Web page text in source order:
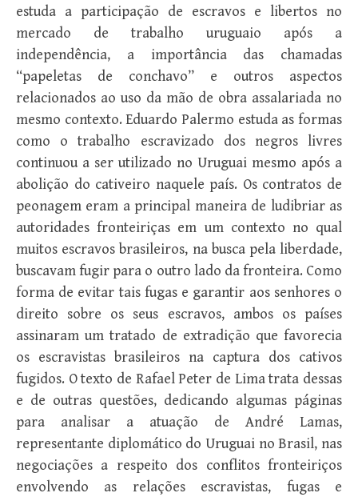
estuda a participação de escravos e libertos no
mercado de trabalho uruguaio após a
independência, a importância das chamadas
“papeletas de conchavo” e outros aspectos
relacionados ao uso da mão de obra assalariada no
mesmo contexto. Eduardo Palermo estuda as formas
como o trabalho escravizado dos negros livres
continuou a ser utilizado no Uruguai mesmo após a
abolição do cativeiro naquele país. Os contratos de
peonagem eram a principal maneira de ludibriar as
autoridades fronteiriças em um contexto no qual
muitos escravos brasileiros, na busca pela liberdade,
buscavam fugir para o outro lado da fronteira. Como
forma de evitar tais fugas e garantir aos senhores o
direito sobre os seus escravos, ambos os países
assinaram um tratado de extradição que favorecia
os escravistas brasileiros na captura dos cativos
fugidos. O texto de Rafael Peter de Lima trata dessas
e de outras questões, dedicando algumas páginas
para analisar a atuação de André Lamas,
representante diplomático do Uruguai no Brasil, nas
negociações a respeito dos conflitos fronteiriços
envolvendo as relações escravistas, fugas e